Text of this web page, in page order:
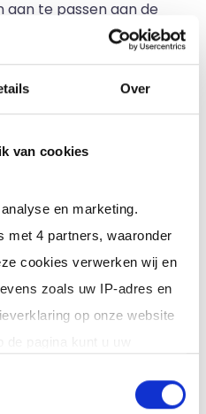
Over
van cookies
en marketing.
met 4 partners, waaronder
cookies verwerken wij en
zoals uw IP-adres en
op onze website
te passen aan de
van de
maximum aan
prestaties te
uit van de bredere reeks
en de integriteit
worden afgestemd
in advies
het werk?